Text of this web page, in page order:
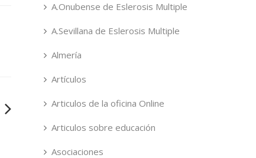
A.Onubense de Eslerosis Multiple
A.Sevillana de Eslerosis Multiple
Almería
Artículos
Articulos de la oficina Online
Articulos sobre educación
Asociaciones